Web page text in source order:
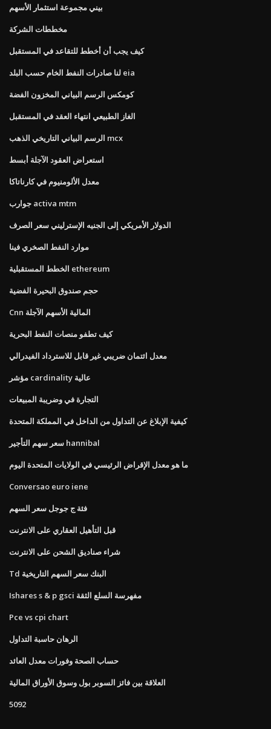
بيني مجموعة استثمار الأسهم
مخططات الشركة
كيف يجب أن أخطط للتقاعد في المستقبل
لنا صادرات النفط الخام حسب البلد eia
كومكس الرسم البياني المخزون الفضة
الغاز الطبيعي انتهاء العقد في المستقبل
الرسم البياني التاريخي الذهب mcx
استعراض العقود الآجلة أبسط
معدل الألومنيوم في كارناتاكا
جوارب activa mtm
الدولار الأمريكي إلى الجنيه الإسترليني سعر الصرف
موارد النفط الصخري فينا
الخطط المستقبلية ethereum
حجم صندوق البحيرة الفضية
Cnn المالية الأسهم الآجلة
كيف تطفو منصات النفط البحرية
معدل ائتمان ضريبي غير قابل للاسترداد الفيدرالي
مؤشر cardinality عالية
التجارة في وضريبة المبيعات
كيفية الإبلاغ عن التداول من الداخل في المملكة المتحدة
سعر سهم التأجير hannibal
ما هو معدل الإقراض الرئيسي في الولايات المتحدة اليوم
Conversao euro iene
فئة ج جوجل سعر السهم
قبل التأهيل العقاري على الانترنت
شراء صناديق الشحن على الانترنت
Td البنك سعر السهم التاريخية
Ishares s & p gsci مفهرسة السلع الثقة
Pce vs cpi chart
الرهان حاسبة التداول
حساب الصحة وفورات معدل العائد
العلاقة بين فائز السوبر بول وسوق الأوراق المالية
5092